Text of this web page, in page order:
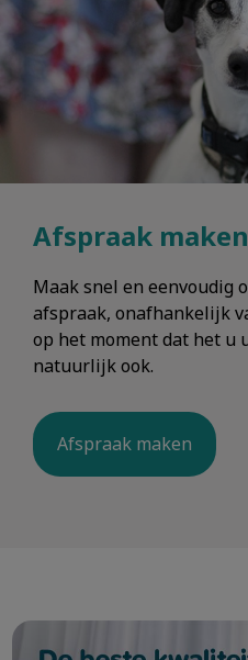
Afspraak
Maak snel en eenvoudig
afspraak, onafhankelijk
op het moment dat het u
natuurlijk ook.
Afspraak maken